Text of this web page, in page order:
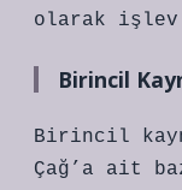
olarak işlev
Birincil
Birincil
Çağ’a ait